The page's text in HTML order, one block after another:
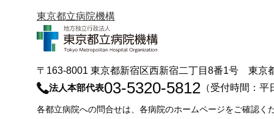
東京都立病院機構
〒163-8001 東京都新宿区西新宿二丁目8番1号 東
法人本部代表03-5320-5812 （受付時間：
各都立病院への問合せは、各病院のホームページをご確認く